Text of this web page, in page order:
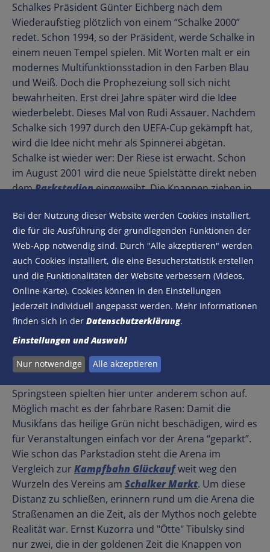
Schalkes Präsident Günter Eichberg nach dem
Wiederaufstieg plötzlich von einem “Schalke 2000”
redet. Schon 1994, so der Präsident, werde Schalke in
einem neuen Tempel spielen. Mit Worten malt er ein
modernes Multifunktionsstadion in den Farben Blau
und Weiß. Doch die Prophezeiung soll sich nicht
bewahrheiten. Erst drei Jahre später wird die Idee
wiederbelebt. Dieses Mal von Rudi Assauer. Nachdem
Schalke sich 1997 durch den UEFA-Cup gekämpft hat,
wird die Idee nicht mehr als Spinnerei abgetan.
Schalke ist wieder wer: Der Riese ist erwacht. Schon
im August 2001 wird die neue Spielstätte direkt neben
demParkstadioneingeweiht. Die Knappen ziehen in
Gelsenkirchen Vorreiter in der Bergbauindustrie, jetzt
ist es Vorreiter in der Stadiontechnik. Die UEFA
vergibt diesem Wunderwerk aus Stahl und Glas fünf
Sterne. Der Weg der Schalker Knappen von der
holprigen Wiese amHaus Goorund dem ersten Platz
an derGrenzstraße war weit.
Offiziell passen 62.271 Fußballfans in die Arena. Bei
Livekonzerten sind es sogar 70.000. Der neue Tempel
mit dem verschließbaren Dach dient nämlich nicht
nur König Fußball. Auch Konzerte finden regelmäßig
Springsteen spielten hier unter anderem schon auf.
Möglich macht es der fahrbare Rasen: Damit die
Musikfans das heilige Grün nicht beschädigen, wird es
für Veranstaltungen einfach vor der Arena “geparkt”.
Wie schon das Parkstadion steht die Arena im
Vergleich zurKampfbahn Glückaufweit weg den
Wurzeln des Vereins am Schalker Markt. Um diese
Distanz zu schließen, erinnern rund um die Arena die
Straßenamen an die Zeit, als der Mythos noch gelebte
Realität war. Ernst Kuzorra und "Ötte" Tibulsky sind
nur zwei, die in der goldenen Zeit die Knappen von
Bei der Nutzung dieser Website werden Cookies installiert,
die für die Ausführung der grundlegenden Funktionen der
Web-App notwendig sind. Durch "Alle akzeptieren" werden
auch Cookies installiert, die eine Besucherstatistik erstellen
und die Funktionalitäten der Website verbessern (Videos,
Online-Karte). Cookies können in den Einstellungen
jederzeit individuell angepasst werden. Mehr Informationen
finden sich in der Datenschutzerklärung.
Einstellungen und Auswahl
Nur notwendige Alle akzeptieren